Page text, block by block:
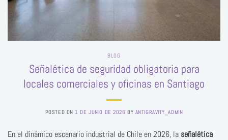
BLOG
Señalética de seguridad obligatoria para
locales comerciales y oficinas en Santiago
POSTED ON 1 DE JUNIO DE 2026 BY ANTIGRAVITY_ADMIN
En el dinámico escenario industrial de Chile en 2026, la señalética